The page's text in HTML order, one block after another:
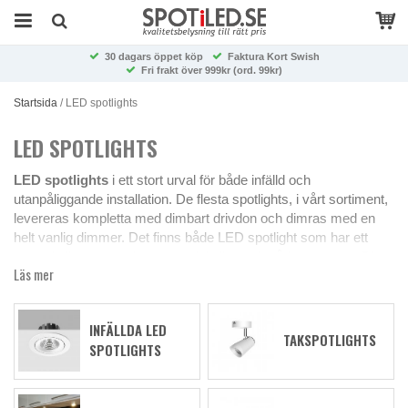
30 dagars öppet köp
Faktura Kort Swish
Fri frakt över 999kr (ord. 99kr)
Startsida / LED spotlights
LED SPOTLIGHTS
LED spotlights i ett stort urval för både infälld och
utanpåliggande installation. De flesta spotlights, i vårt sortiment,
levereras kompletta med dimbart drivdon och dimras med en
helt vanlig dimmer. Det finns både LED spotlight som har ett
to-warm. Dim-to-warm är förhållandevis nytt och gör att ljuset än
desto mer man dimrar ned ljuset. Dimbara LED spotlights
fungerar väldigt bra både som mysbelysning och bra
allmänbelysning och kan användas i husets alla rum. Fördelarna
med LED spotlights är många, de förbrukar mycket mindre
ström och utvecklar väldigt lite värme jämfört med traditionella
Läs mer
INFÄLLDA LED
SPOTLIGHTS
TAKSPOTLIGHTS